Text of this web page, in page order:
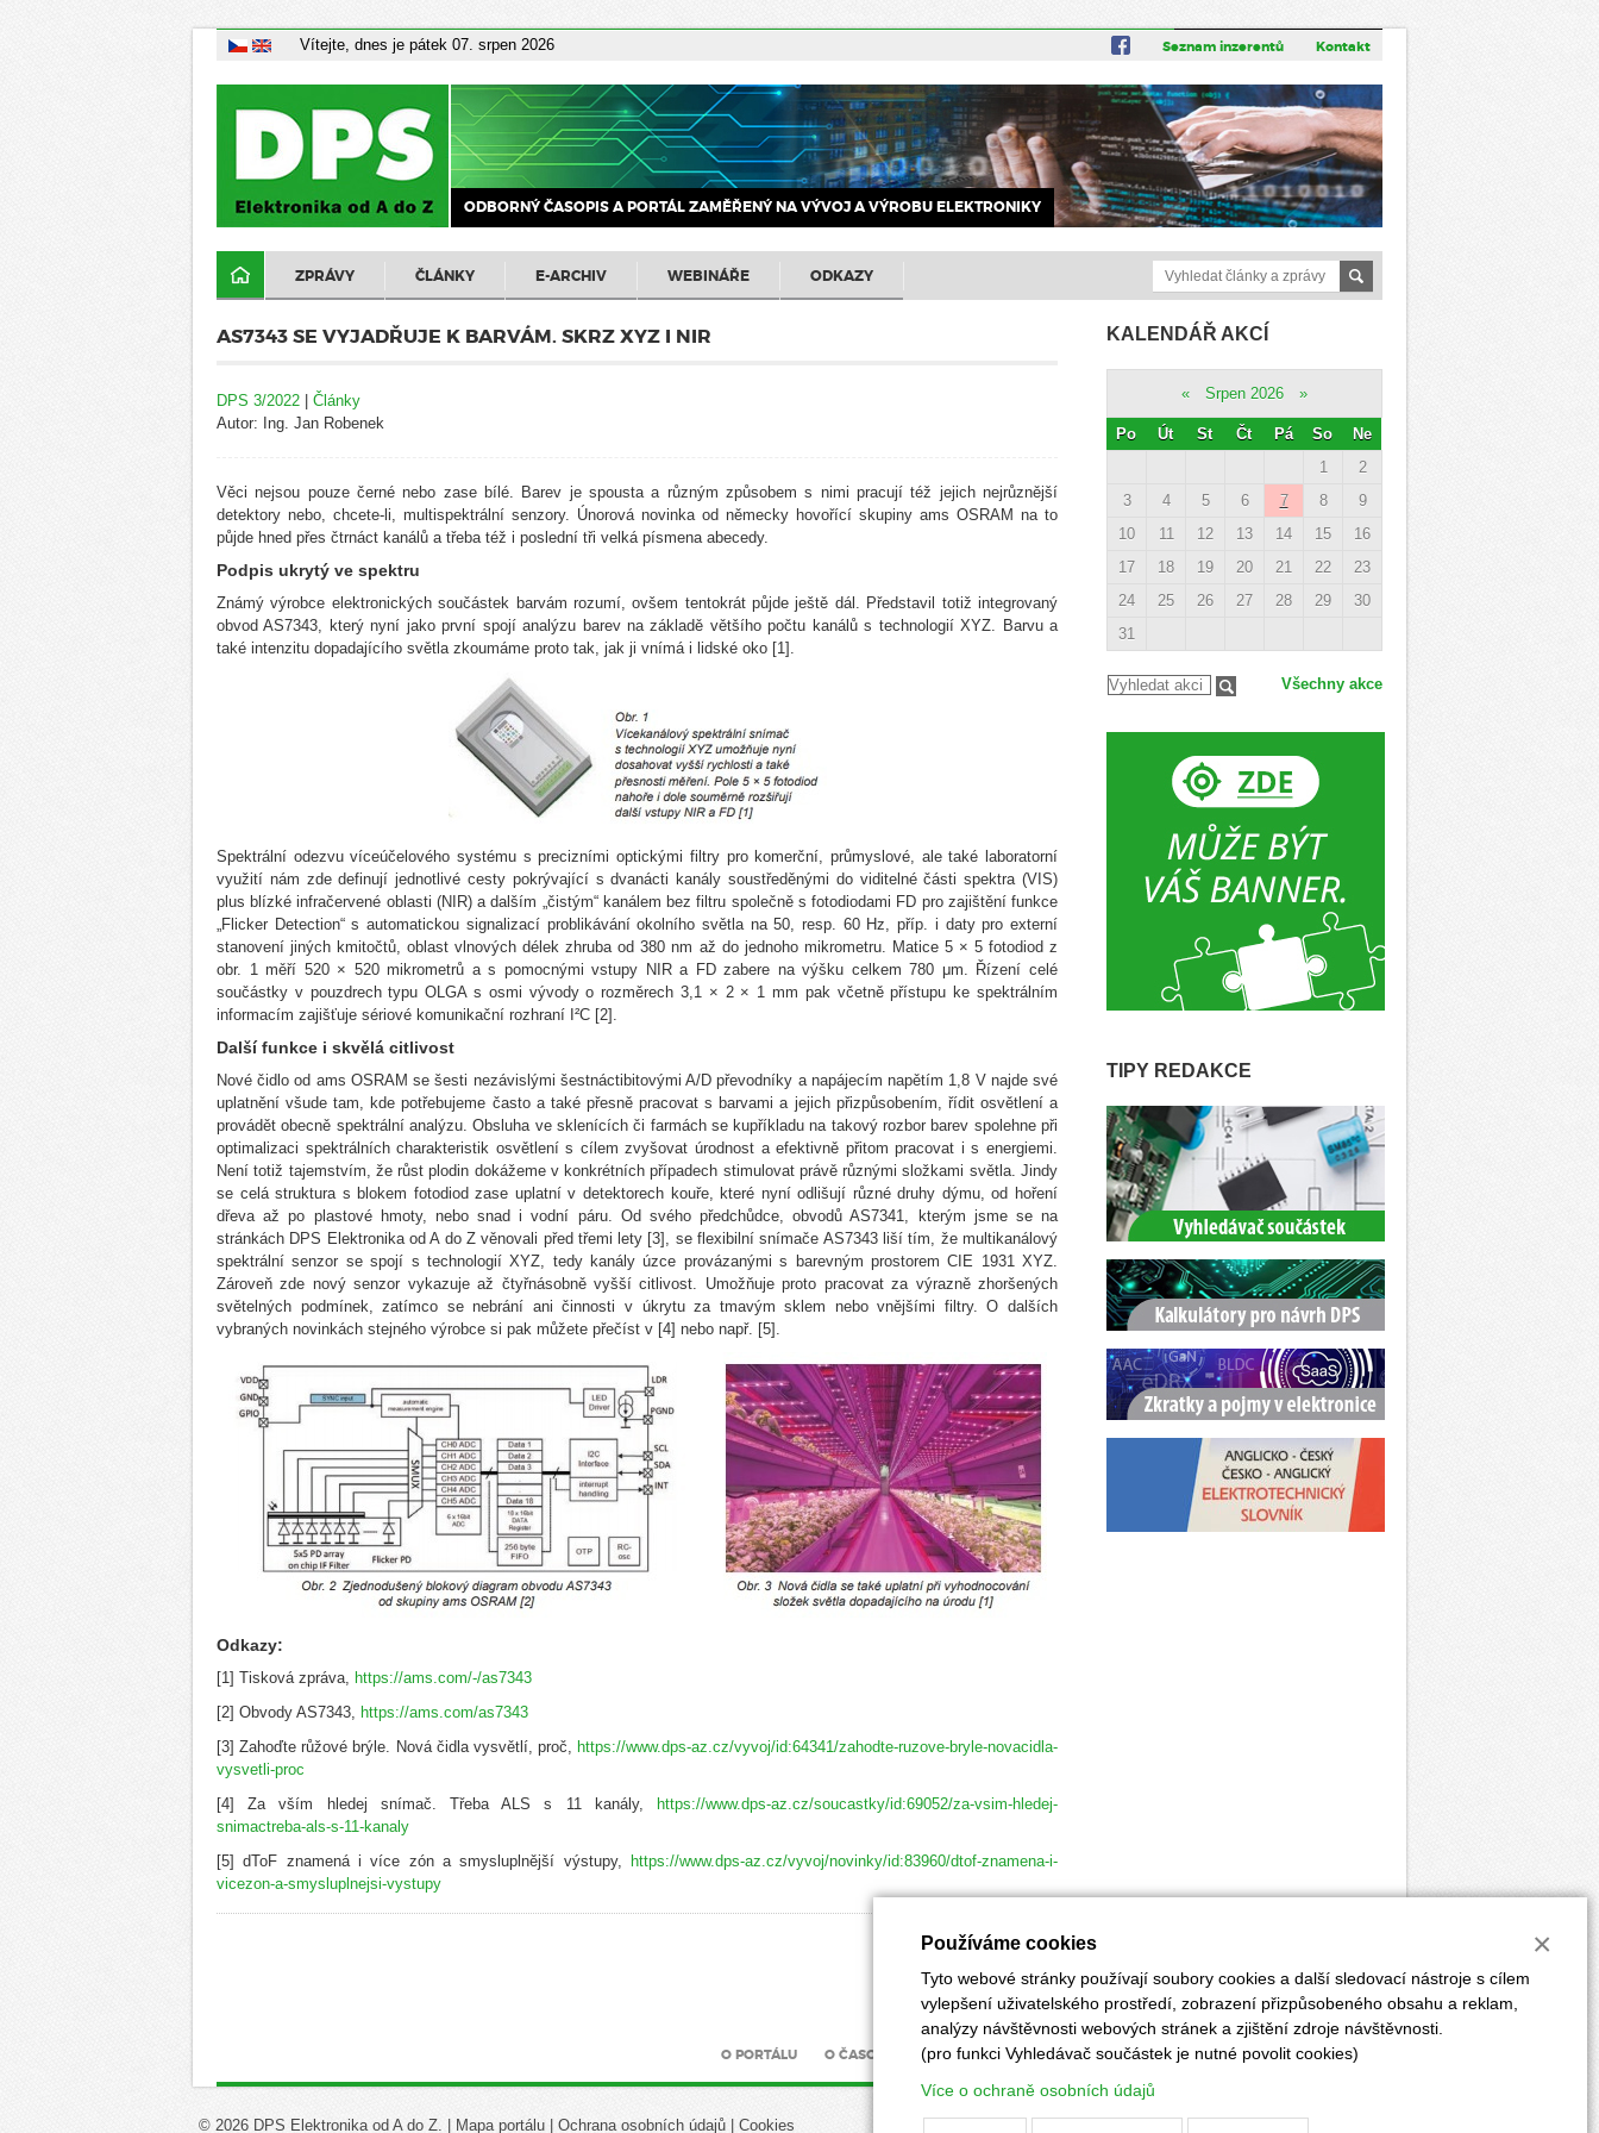
Vítejte, dnes je pátek 07. srpen 2026 Seznam inzerentů Kontakt
ODBORNÝ ČASOPIS A PORTÁL ZAMĚŘENÝ NA VÝVOJ A VÝROBU ELEKTRONIKY
ZPRÁVY ČLÁNKY E-ARCHIV WEBINÁŘE ODKAZY
AS7343 SE VYJADŘUJE K BARVÁM. SKRZ XYZ I NIR
DPS 3/2022 | Články
Autor: Ing. Jan Robenek
Věci nejsou pouze černé nebo zase bílé. Barev je spousta a různým způsobem s nimi pracují též jejich nejrůznější
detektory nebo, chcete-li, multispektrální senzory. Únorová novinka od německy hovořící skupiny ams OSRAM na to
půjde hned přes čtrnáct kanálů a třeba též i poslední tři velká písmena abecedy.
Podpis ukrytý ve spektru
Známý výrobce elektronických součástek barvám rozumí, ovšem tentokrát půjde ještě dál. Představil totiž integrovaný
obvod AS7343, který nyní jako první spojí analýzu barev na základě většího počtu kanálů s technologií XYZ. Barvu a
také intenzitu dopadajícího světla zkoumáme proto tak, jak ji vnímá i lidské oko [1].
Spektrální odezvu víceúčelového systému s precizními optickými filtry pro komerční, průmyslové, ale také laboratorní
využití nám zde definují jednotlivé cesty pokrývající s dvanácti kanály soustředěnými do viditelné části spektra (VIS)
plus blízké infračervené oblasti (NIR) a dalším „čistým“ kanálem bez filtru společně s fotodiodami FD pro zajištění funkce
„Flicker Detection“ s automatickou signalizací problikávání okolního světla na 50, resp. 60 Hz, příp. i daty pro externí
stanovení jiných kmitočtů, oblast vlnových délek zhruba od 380 nm až do jednoho mikrometru. Matice 5 × 5 fotodiod z
obr. 1 měří 520 × 520 mikrometrů a s pomocnými vstupy NIR a FD zabere na výšku celkem 780 μm. Řízení celé
součástky v pouzdrech typu OLGA s osmi vývody o rozměrech 3,1 × 2 × 1 mm pak včetně přístupu ke spektrálním
informacím zajišťuje sériové komunikační rozhraní I²C [2].
Další funkce i skvělá citlivost
Nové čidlo od ams OSRAM se šesti nezávislými šestnáctibitovými A/D převodníky a napájecím napětím 1,8 V najde své
uplatnění všude tam, kde potřebujeme často a také přesně pracovat s barvami a jejich přizpůsobením, řídit osvětlení a
provádět obecně spektrální analýzu. Obsluha ve sklenících či farmách se kupříkladu na takový rozbor barev spolehne při
optimalizaci spektrálních charakteristik osvětlení s cílem zvyšovat úrodnost a efektivně přitom pracovat i s energiemi.
Není totiž tajemstvím, že růst plodin dokážeme v konkrétních případech stimulovat právě různými složkami světla. Jindy
se celá struktura s blokem fotodiod zase uplatní v detektorech kouře, které nyní odlišují různé druhy dýmu, od hoření
dřeva až po plastové hmoty, nebo snad i vodní páru. Od svého předchůdce, obvodů AS7341, kterým jsme se na
stránkách DPS Elektronika od A do Z věnovali před třemi lety [3], se flexibilní snímače AS7343 liší tím, že multikanálový
spektrální senzor se spojí s technologií XYZ, tedy kanály úzce provázanými s barevným prostorem CIE 1931 XYZ.
Zároveň zde nový senzor vykazuje až čtyřnásobně vyšší citlivost. Umožňuje proto pracovat za výrazně zhoršených
světelných podmínek, zatímco se nebrání ani činnosti v úkrytu za tmavým sklem nebo vnějšími filtry. O dalších
vybraných novinkách stejného výrobce si pak můžete přečíst v [4] nebo např. [5].
Odkazy:
[1] Tisková zpráva, https://ams.com/-/as7343
[2] Obvody AS7343, https://ams.com/as7343
[3] Zahoďte růžové brýle. Nová čidla vysvětlí, proč, https://www.dps-az.cz/vyvoj/id:64341/zahodte-ruzove-bryle-novacidla-
vysvetli-proc
[4] Za vším hledej snímač. Třeba ALS s 11 kanály, https://www.dps-az.cz/soucastky/id:69052/za-vsim-hledej-
snimactreba-als-s-11-kanaly
[5] dToF znamená i více zón a smysluplnější výstupy, https://www.dps-az.cz/vyvoj/novinky/id:83960/dtof-znamena-i-
vicezon-a-smysluplnejsi-vystupy
KALENDÁŘ AKCÍ
« Srpen 2026 »
Po Út St Čt Pá So
Ne
1
2
3
4 5 6 7 8
9
10
11 12 13 14 15
16
17
18 19 20 21 22
23
24
25 26 27 28 29
30
31
Všechny akce
TIPY REDAKCE
O PORTÁLU O ČASOPISU INZERCE UZÁVĚRKY POKYNY PRO AUTORY PŘEDPLATNÉ
© 2026 DPS Elektronika od A do Z. | Mapa portálu | Ochrana osobních údajů | Cookies
Používáme cookies
Tyto webové stránky používají soubory cookies a další sledovací nástroje s cílem
vylepšení uživatelského prostředí, zobrazení přizpůsobeného obsahu a reklam,
analýzy návštěvnosti webových stránek a zjištění zdroje návštěvnosti.
(pro funkci Vyhledávač součástek je nutné povolit cookies)
Více o ochraně osobních údajů
×